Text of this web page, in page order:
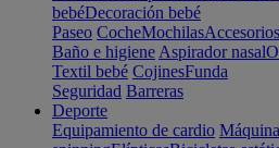
bebéDecoración bebé
Paseo CocheMochilasAccesorios
Baño e higiene Aspirador nasal
Textil bebé CojinesFunda
Seguridad Barreras
Deporte
Equipamiento de cardio